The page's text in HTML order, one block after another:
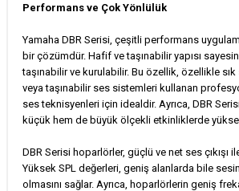
Performans ve Çok Yönlülük
Yamaha DBR Serisi, çeşitli performans
bir çözümdür. Hafif ve taşınabilir yapısı
taşınabilir ve kurulabilir. Bu özellik, özellikle sık
veya taşınabilir ses sistemleri kullanan
ses teknisyenleri için idealdir. Ayrıca, DBR
küçük hem de büyük ölçekli etkinliklerde
DBR Serisi hoparlörler, güçlü ve net ses çıkışı
Yüksek SPL değerleri, geniş alanlarda bile
olmasını sağlar. Ayrıca, hoparlörlerin geniş